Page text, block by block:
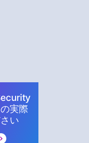
実際
い